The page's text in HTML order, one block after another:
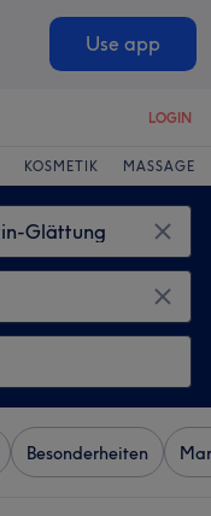
Use app
LOGIN
KOSMETIK MASSAGE
Besonderheiten